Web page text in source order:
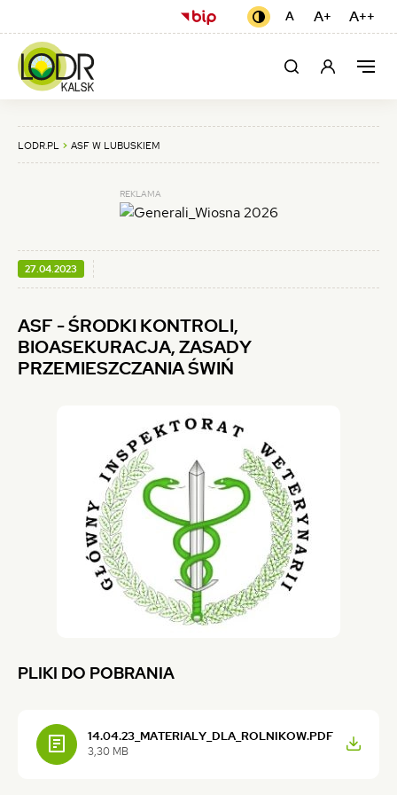
ŚRODKI
KONTROLI,
BIOASEKURACJA,
ZASADY
PRZEMIESZCZANIA
OŚRODEK
DORADZTWA
KALSKU
(otwiera
się
USTAWIENIA
Kontrast
czarno-
żółty
A Czcionka
domyślna
A+ Czcionka
większa
A++
Menu
SzukajMoje
LODR.PL ASF W LUBUSKIEM
REKLAMA
OPUBLIKOWANO:
27.04.2023
ASF - ŚRODKI KONTROLI,
BIOASEKURACJA, ZASADY
PRZEMIESZCZANIA ŚWIŃ
PLIKI DO POBRANIA
14.04.23_MATERIALY_DLA_ROLNIKOW.PDF
3,30 MB
(otwiera